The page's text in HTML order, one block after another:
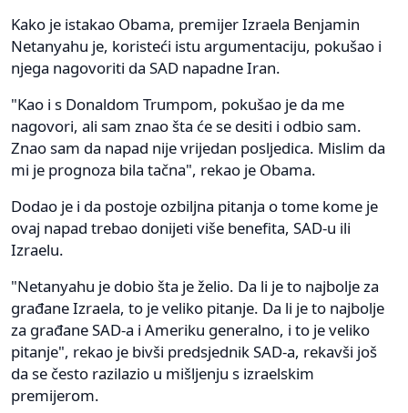
Kako je istakao Obama, premijer Izraela Benjamin
Netanyahu je, koristeći istu argumentaciju, pokušao i
njega nagovoriti da SAD napadne Iran.
"Kao i s Donaldom Trumpom, pokušao je da me
nagovori, ali sam znao šta će se desiti i odbio sam.
Znao sam da napad nije vrijedan posljedica. Mislim da
mi je prognoza bila tačna", rekao je Obama.
Dodao je i da postoje ozbiljna pitanja o tome kome je
ovaj napad trebao donijeti više benefita, SAD-u ili
Izraelu.
"Netanyahu je dobio šta je želio. Da li je to najbolje za
građane Izraela, to je veliko pitanje. Da li je to najbolje
za građane SAD-a i Ameriku generalno, i to je veliko
pitanje", rekao je bivši predsjednik SAD-a, rekavši još
da se često razilazio u mišljenju s izraelskim
premijerom.